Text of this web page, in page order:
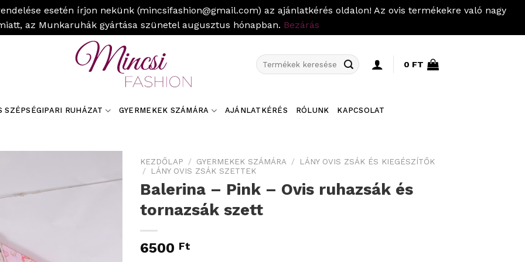
esetén írjon nekünk (mincsifashion@gmail.com) az ajánlatkérés oldalon! Az ovis termékekre való nagy
az Munkaruhák gyártása szünetel augusztus hónapban. Bezárás
Keresés
a
0 FT
SZÉPSÉGIPARI RUHÁZAT GYERMEKEK SZÁMÁRA AJÁNLATKÉRÉS RÓLUNK KAPCSOLAT
KEZDŐLAP / GYERMEKEK SZÁMÁRA /
LÁNY OVIS ZSÁK ÉS KIEGÉSZÍTŐK
/
LÁNY OVIS ZSÁK SZETTEK
Balerina – Pink – Ovis ruhazsák és
tornazsák szett
6500 Ft